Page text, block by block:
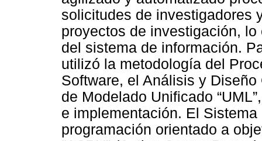
solicitudes de investigadores
proyectos de investigación,
del sistema de información.
utilizó la metodología del
Software, el Análisis y
de Modelado Unificado
e implementación. El
programación orientado a